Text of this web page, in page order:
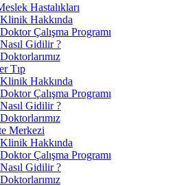
Hastalıkları
Klinik Hakkında
Doktor Çalışma Programı
Nasıl Gidilir ?
Doktorlarımız
Tıp
Klinik Hakkında
Doktor Çalışma Programı
Nasıl Gidilir ?
Doktorlarımız
Merkezi
Klinik Hakkında
Doktor Çalışma Programı
Nasıl Gidilir ?
Doktorlarımız